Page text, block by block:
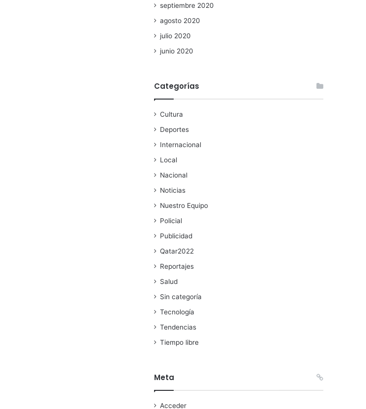
septiembre 2020
agosto 2020
julio 2020
junio 2020
Categorías
Cultura
Deportes
Internacional
Local
Nacional
Noticias
Nuestro Equipo
Policial
Publicidad
Qatar2022
Reportajes
Salud
Sin categoría
Tecnología
Tendencias
Tiempo libre
Meta
Acceder